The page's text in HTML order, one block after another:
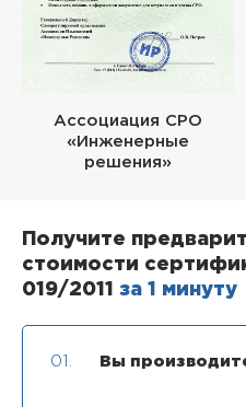
Ассоциация СРО
«Инженерные
решения»
Получите
стоимости
019/2011 за 1 минуту
01. Вы